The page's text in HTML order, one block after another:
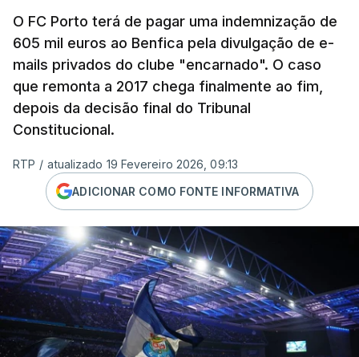
O FC Porto terá de pagar uma indemnização de
605 mil euros ao Benfica pela divulgação de e-
mails privados do clube "encarnado". O caso
que remonta a 2017 chega finalmente ao fim,
depois da decisão final do Tribunal
Constitucional.
RTP / atualizado 19 Fevereiro 2026, 09:13
ADICIONAR COMO FONTE INFORMATIVA